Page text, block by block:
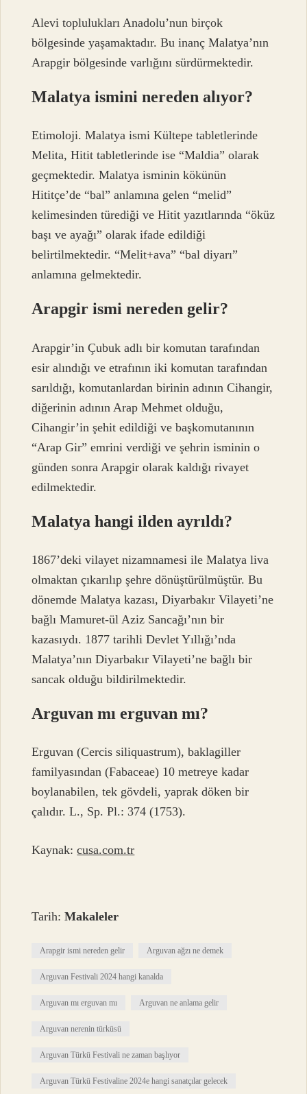
Alevi toplulukları Anadolu’nun birçok
bölgesinde yaşamaktadır. Bu inanç Malatya’nın
Arapgir bölgesinde varlığını sürdürmektedir.
Malatya ismini nereden alıyor?
Etimoloji. Malatya ismi Kültepe tabletlerinde
Melita, Hitit tabletlerinde ise “Maldia” olarak
geçmektedir. Malatya isminin kökünün
Hititçe’de “bal” anlamına gelen “melid”
kelimesinden türediği ve Hitit yazıtlarında “öküz
başı ve ayağı” olarak ifade edildiği
belirtilmektedir. “Melit+ava” “bal diyarı”
anlamına gelmektedir.
Arapgir ismi nereden gelir?
Arapgir’in Çubuk adlı bir komutan tarafından
esir alındığı ve etrafının iki komutan tarafından
sarıldığı, komutanlardan birinin adının Cihangir,
diğerinin adının Arap Mehmet olduğu,
Cihangir’in şehit edildiği ve başkomutanının
“Arap Gir” emrini verdiği ve şehrin isminin o
günden sonra Arapgir olarak kaldığı rivayet
edilmektedir.
Malatya hangi ilden ayrıldı?
1867’deki vilayet nizamnamesi ile Malatya liva
olmaktan çıkarılıp şehre dönüştürülmüştür. Bu
dönemde Malatya kazası, Diyarbakır Vilayeti’ne
bağlı Mamuret-ül Aziz Sancağı’nın bir
kazasıydı. 1877 tarihli Devlet Yıllığı’nda
Malatya’nın Diyarbakır Vilayeti’ne bağlı bir
sancak olduğu bildirilmektedir.
Arguvan mı erguvan mı?
Erguvan (Cercis siliquastrum), baklagiller
familyasından (Fabaceae) 10 metreye kadar
boylanabilen, tek gövdeli, yaprak döken bir
çalıdır. L., Sp. Pl.: 374 (1753).
Kaynak:cusa.com.tr
Tarih:Makaleler
Arapgir ismi nereden gelir Arguvan ağzı ne demek
Arguvan Festivali 2024 hangi kanalda
Arguvan mı erguvan mı Arguvan ne anlama gelir
Arguvan nerenin türküsü
Arguvan Türkü Festivali ne zaman başlıyor
Arguvan Türkü Festivaline 2024e hangi sanatçılar gelecek